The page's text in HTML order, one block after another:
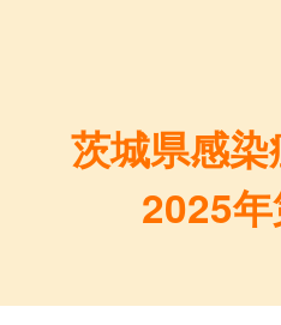
茨城県感
2025